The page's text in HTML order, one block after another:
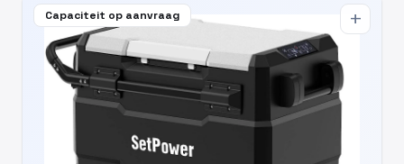
Capaciteit op aanvraag add